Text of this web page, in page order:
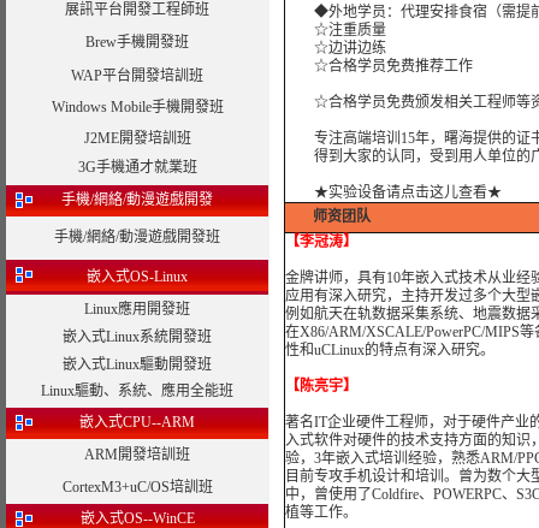
展訊平台開發工程師班
Brew手機開發班
WAP平台開發培訓班
Windows Mobile手機開發班
J2ME開發培訓班
3G手機通才就業班
手機/網絡/動漫遊戲開發
手機/網絡/動漫遊戲開發班
嵌入式OS-Linux
Linux應用開發班
嵌入式Linux系統開發班
嵌入式Linux驅動開發班
Linux驅動、系統、應用全能班
嵌入式CPU--ARM
ARM開發培訓班
CortexM3+uC/OS培訓班
嵌入式OS--WinCE
◆外地学员：代理安排食宿（需提
☆注重质量
☆边讲边练
☆合格学员免费推荐工作
☆合格学员免费颁发相关工程师等
专注高端培训15年，曙海提供的证
得到大家的认同，受到用人单位的
★实验设备请点击这儿查看★
师资团队
【李冠涛】
金牌讲师，具有10年嵌入式技术从业经
应用有深入研究，主持开发过多个大型
例如航天在轨数据采集系统、地震数据
在X86/ARM/XSCALE/PowerPC/MIPS
性和uCLinux的特点有深入研究。
【陈亮宇】
著名IT企业硬件工程师，对于硬件产业
入式软件对硬件的技术支持方面的知
验，3年嵌入式培训经验，熟悉ARM/
目前专攻手机设计和培训。曾为数个
中，曾使用了Coldfire、POWERPC、
植等工作。